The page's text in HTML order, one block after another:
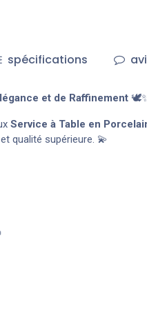
spécifications
et de Raffinement
Service à Table en
qualité supérieure. 💫